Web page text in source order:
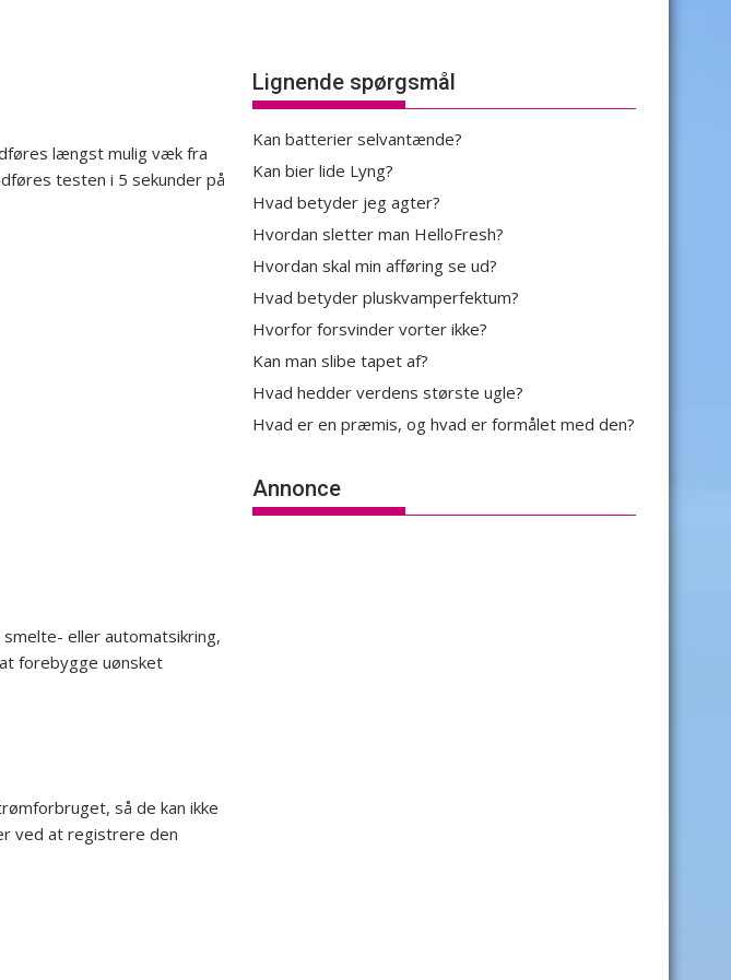
længst mulig væk fra
testen i 5 sekunder på
eller automatsikring,
forebygge uønsket
så de kan ikke
ved at registrere den
Lignende spørgsmål
Kan batterier selvantænde?
Kan bier lide Lyng?
Hvad betyder jeg agter?
Hvordan sletter man HelloFresh?
Hvordan skal min afføring se ud?
Hvad betyder pluskvamperfektum?
Hvorfor forsvinder vorter ikke?
Kan man slibe tapet af?
Hvad hedder verdens største ugle?
Hvad er en præmis, og hvad er formålet med den?
Annonce